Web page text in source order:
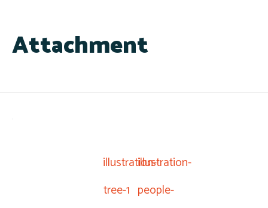
Attachment
illustration-
tree-1
illustration-
people-